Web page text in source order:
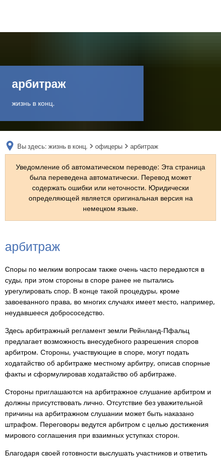
FR
TR
арбитраж
жизнь в конц.
Вы здесь: жизнь в конц. офицеры арбитраж
Уведомление об автоматическом переводе: Эта страница
была переведена автоматически. Перевод может
содержать ошибки или неточности. Юридически
определяющей является оригинальная версия на
немецком языке.
арбитраж
арбитраж
Споры по мелким вопросам также очень часто передаются в
суды, при этом стороны в споре ранее не пытались
урегулировать спор. В конце такой процедуры, кроме
завоеванного права, во многих случаях имеет место, например,
неудавшееся добрососедство.
Здесь арбитражный регламент земли Рейнланд-Пфальц
предлагает возможность внесудебного разрешения споров
арбитром. Стороны, участвующие в споре, могут подать
ходатайство об арбитраже местному арбитру, описав спорные
факты и сформулировав ходатайство об арбитраже.
Стороны приглашаются на арбитражное слушание арбитром и
должны присутствовать лично. Отсутствие без уважительной
причины на арбитражном слушании может быть наказано
штрафом. Переговоры ведутся арбитром с целью достижения
мирового соглашения при взаимных уступках сторон.
Благодаря своей готовности выслушать участников и ответить